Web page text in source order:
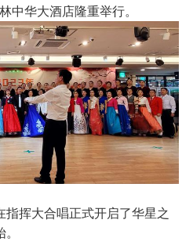
中华大酒店隆重举行。
挥大合唱正式开启了华星之